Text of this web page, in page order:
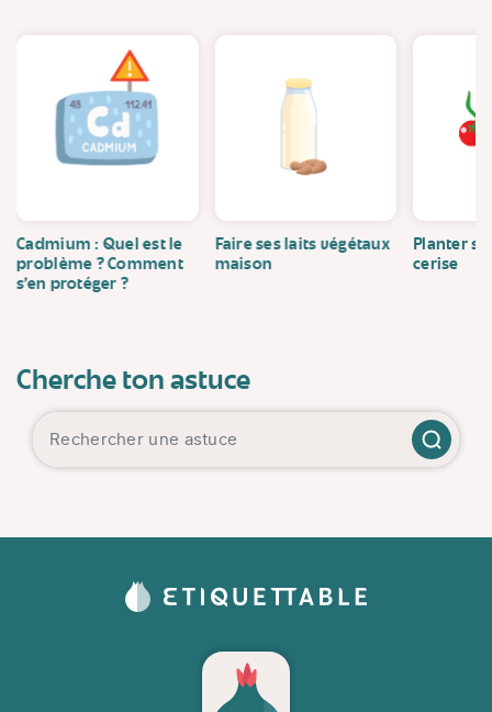
Cadmium : Quel est le
problème ? Comment
s’en protéger ?
Faire ses laits végétaux
maison
Planter
cerise
Cherche ton astuce